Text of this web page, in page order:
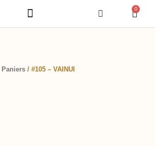
0
Paniers / #105 – VAINUI